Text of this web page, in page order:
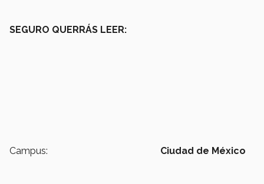
SEGURO QUERRÁS LEER:
Campus: Ciudad de México